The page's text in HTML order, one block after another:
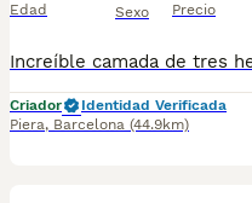
Edad Sexo Precio
Criador
Identidad Verificada
Piera, Barcelona (44.9km)